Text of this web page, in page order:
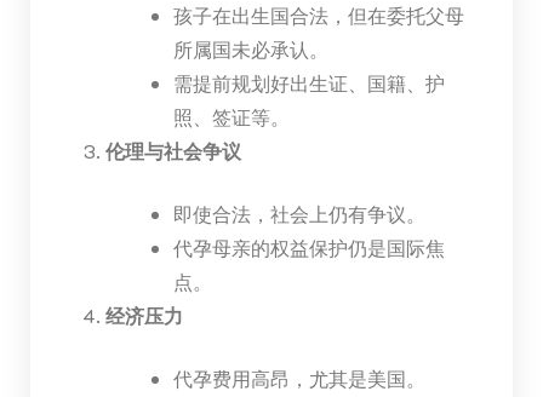
孩子在出生国合法，但在委托父母
所属国未必承认。
需提前规划好出生证、国籍、护
照、签证等。
伦理与社会争议
即使合法，社会上仍有争议。
代孕母亲的权益保护仍是国际焦
点。
经济压力
代孕费用高昂，尤其是美国。